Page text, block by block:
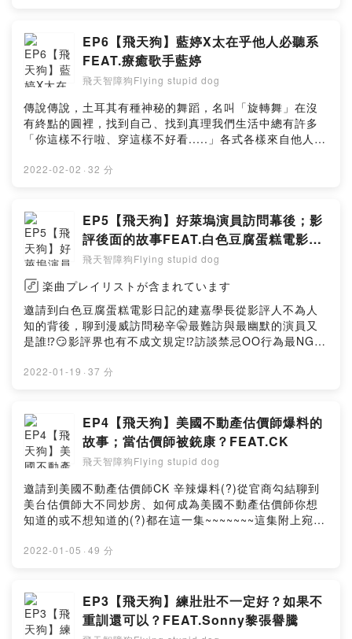
出屬於自己的天空~~~讓我們一起來聽聽這集子綾的分享，
見證殺不死我的必使我更強大。-願我們都能接受自己的好
與壞，看見自己的價值；上帝派來見你的每一個人都是給
你的禮物。閃亮亮水晶的品牌
FB>>https://www.facebook.com/metiscrystal21IG>>ht
tps://www.instagram.com/metiscrystal21/IG>>https://
www.instagram.com/katharine84261995/#空中的好朋
友 #我們一起度過黑暗時刻 #療癒 #找到一種安慰小額贊助
支持本節目：
https://open.firstory.me/story/ckzotekpk0cg90826dp1
3w7q9?m=commentPowered by Firstory Hosting
EP6【飛天狗】藍婷X太在乎他人必聽系
FEAT.療癒歌手藍婷
飛天智障狗Flying stupid dog
傳說傳說，土耳其有種神秘的舞蹈，名叫「旋轉舞」在沒
有終點的圓裡，找到自己、找到真理我們生活中總有許多
「你這樣不行啦、穿這樣不好看.....」各式各樣來自他人的
認同取悅別人的過程中，卻忘記了內在的那份灑脫說著
妳們~~~一起聊聊《旋轉的蘇菲》，來場單人電影院
吧!!!FB>>https://www.facebook.com/LANTING1203IG
>>https://www.instagram.com/___lanting___/#空中的
好朋友 #我們一起度過黑暗時刻 #療癒 #找到一種安慰小額
贊助支持本節目：
https://pay.firstory.me/user/flyingstupiddog留言告訴我
你對這一集的想法：
https://open.firstory.me/story/ckz4ulydvj3kp086802ob
5vx9?m=commentPowered by Firstory Hosting
2022-02-02 · 32 分
EP5【飛天狗】好萊塢演員訪問幕後；影
評後面的故事FEAT.白色豆腐蛋糕電影日
記
飛天智障狗Flying stupid dog
楽曲プレイリストが含まれています
邀請到白色豆腐蛋糕電影日記的建嘉學長從影評人不為人
知的背後，聊到漫威訪問秘辛🤫最難訪與最幽默的演員又
是誰⁉😏影評界也有不成文規定⁉訪談禁忌OO行為最NG!!!
一定要聽聽聽聽聽起來💘最後也別忘了追蹤 白色豆腐蛋糕
兒>>https://www.instagram.com/whaleisland01/小額贊
助支持本節目：
https://pay.firstory.me/user/flyingstupiddog留言告訴我
你對這一集的想法：
https://open.firstory.me/story/ckyl7w8260hdj088225f
6dttd?m=commentPowered by Firstory Hosting
2022-01-19 · 37 分
EP4【飛天狗】美國不動產估價師爆料的
故事；當估價師被銃康？FEAT.CK
飛天智障狗Flying stupid dog
邀請到美國不動產估價師CK 辛辣爆料(?)從官商勾結聊到
美台估價師大不同炒房、如何成為美國不動產估價師你想
知道的或不想知道的(?)都在這一集~~~~~~~這集附上宛倫
生意志小額贊助支持本節目：
https://open.firstory.me/story/cky0sy3so5lbz0845fqqa
0dkh?m=commentPowered by Firstory Hosting
2022-01-05 · 49 分
EP3【飛天狗】練壯壯不一定好？如果不
重訓還可以？FEAT.Sonny黎張譽騰